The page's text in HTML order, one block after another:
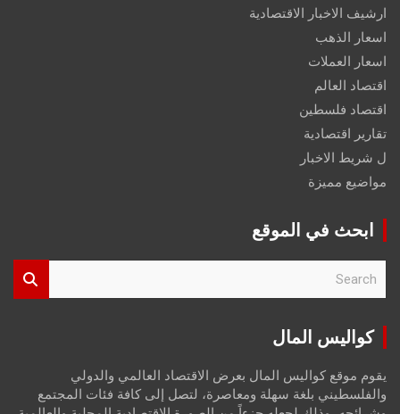
ارشيف الاخبار الاقتصادية
اسعار الذهب
اسعار العملات
اقتصاد العالم
اقتصاد فلسطين
تقارير اقتصادية
ل شريط الاخبار
مواضيع مميزة
ابحث في الموقع
r
كواليس المال
يقوم موقع كواليس المال بعرض الاقتصاد العالمي والدولي
والفلسطيني بلغة سهلة ومعاصرة، لتصل إلى كافة فئات المجتمع